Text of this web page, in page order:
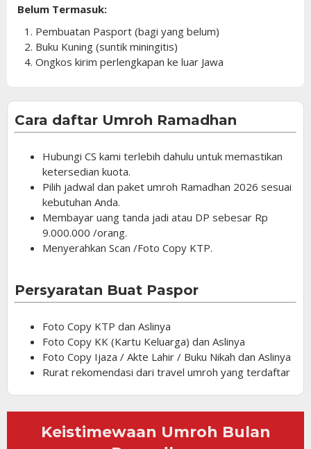
Belum Termasuk:
1. Pembuatan Pasport (bagi yang belum)
2. Buku Kuning (suntik miningitis)
4. Ongkos kirim perlengkapan ke luar Jawa
Cara daftar Umroh Ramadhan
Hubungi CS kami terlebih dahulu untuk memastikan
ketersedian kuota.
Pilih jadwal dan paket umroh Ramadhan 2026 sesuai
kebutuhan Anda.
Membayar uang tanda jadi atau DP sebesar Rp
9.000.000 /orang.
Menyerahkan Scan /Foto Copy KTP.
Persyaratan Buat Paspor
Foto Copy KTP dan Aslinya
Foto Copy KK (Kartu Keluarga) dan Aslinya
Foto Copy Ijaza / Akte Lahir / Buku Nikah dan Aslinya
Rurat rekomendasi dari travel umroh yang terdaftar
Keistimewaan Umroh Bulan